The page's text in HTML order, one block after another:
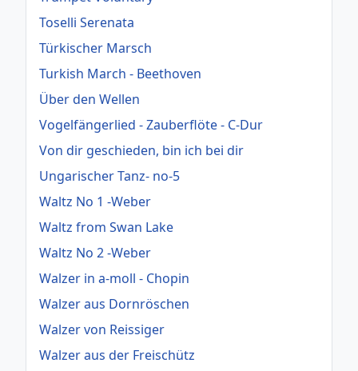
Toselli Serenata
Türkischer Marsch
Turkish March - Beethoven
Über den Wellen
Vogelfängerlied - Zauberflöte - C-Dur
Von dir geschieden, bin ich bei dir
Ungarischer Tanz- no-5
Waltz No 1 -Weber
Waltz from Swan Lake
Waltz No 2 -Weber
Walzer in a-moll - Chopin
Walzer aus Dornröschen
Walzer von Reissiger
Walzer aus der Freischütz